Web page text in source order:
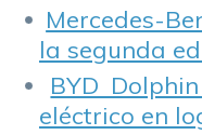
Mercedes-
la segunda
BYD
eléctrico en